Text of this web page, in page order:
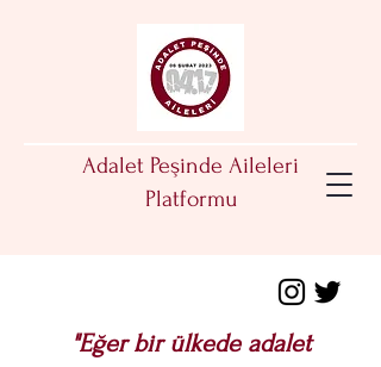
​Adalet Peşinde Aileleri
Platformu
"Eğer bir ülkede adalet